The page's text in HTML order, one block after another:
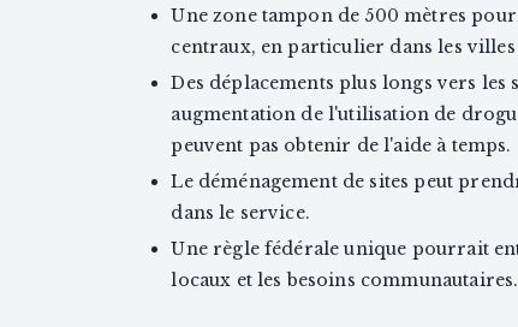
Une zone tampon de 500 mètres
centraux, en particulier dans les villes
Des déplacements plus longs vers
augmentation de l'utilisation de
peuvent pas obtenir de l'aide à temps.
Le déménagement de sites peut
dans le service.
Une règle fédérale unique pourrait
locaux et les besoins communautaires.